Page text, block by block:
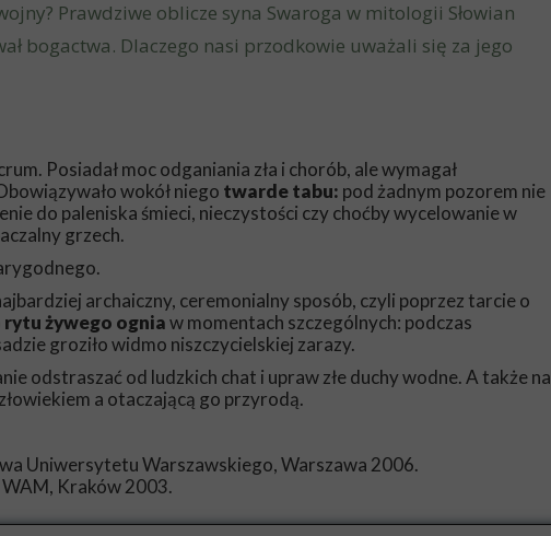
Prawdziwe oblicze syna Swaroga w mitologii Słowian
bogactwa. Dlaczego nasi przodkowie uważali się za jego
Posiadał moc odganiania zła i chorób, ale wymagał
wokół niego twarde tabu: pod żadnym pozorem nie
do paleniska śmieci, nieczystości czy choćby wycelowanie w
grzech.
archaiczny, ceremonialny sposób, czyli poprzez tarcie o
rytu żywego ogniaw momentach szczególnych: podczas
groziło widmo niszczycielskiej zarazy.
odstraszać od ludzkich chat i upraw złe duchy wodne. A także na
a otaczającą go przyrodą.
Uniwersytetu Warszawskiego, Warszawa 2006.
Kraków 2003.